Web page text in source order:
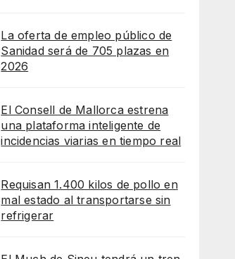
La oferta de empleo público de
Sanidad será de 705 plazas en
2026
El Consell de Mallorca estrena
una plataforma inteligente de
incidencias viarias en tiempo real
Requisan 1.400 kilos de pollo en
mal estado al transportarse sin
refrigerar